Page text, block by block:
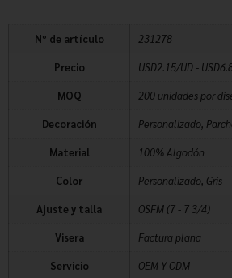
Nº de artículo 231278
Precio USD2.15/UD -
MOQ 200 unidades por
Decoración Personalizado,
Material 100% Algodón
Color Personalizado, Gris
Ajuste y talla OSFM (7 - 7 3/4)
Visera Factura plana
Servicio OEM Y ODM